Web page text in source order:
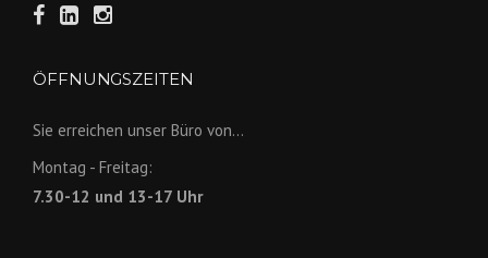
ÖFFNUNGSZEITEN
Sie erreichen unser Büro von...
Montag - Freitag:
7.30-12 und 13-17 Uhr